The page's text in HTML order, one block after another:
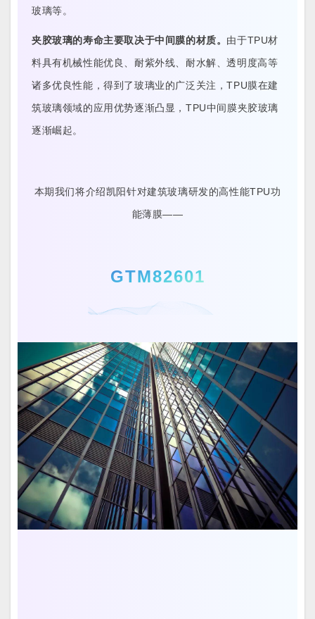
玻璃等。
夹胶玻璃的寿命主要取决于中间膜的材质。 由于TPU材
料具有机械性能优良、耐紫外线、耐水解、透明度高等
诸多优良性能，得到了玻璃业的广泛关注，TPU膜在建
筑玻璃领域的应用优势逐渐凸显，TPU中间膜夹胶玻璃
逐渐崛起。
本期我们将介绍凯阳针对建筑玻璃研发的高性能TPU功
能薄膜——
GTM82601